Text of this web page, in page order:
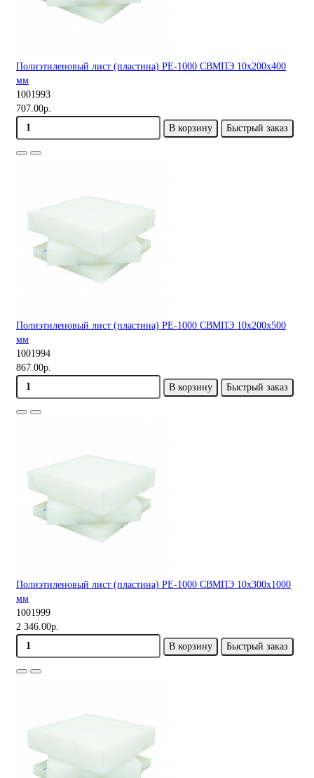
Полиэтиленовый лист (пластина) PE-1000 СВМПЭ 10х200х400
мм
1001993
707.00р.
В корзину
Быстрый заказ
Полиэтиленовый лист (пластина) PE-1000 СВМПЭ 10х200х500
мм
1001994
867.00р.
В корзину
Быстрый заказ
Полиэтиленовый лист (пластина) PE-1000 СВМПЭ 10х300х1000
мм
1001999
2 346.00р.
В корзину
Быстрый заказ